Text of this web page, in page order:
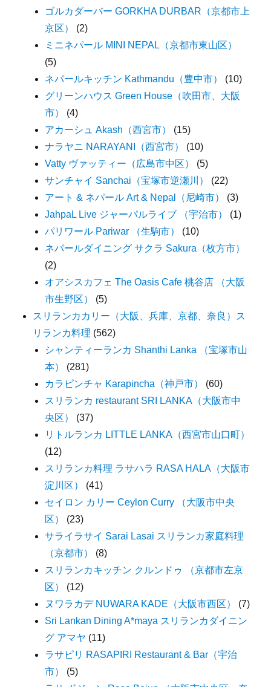
ゴルカダーバー GORKHA DURBAR（京都市上
京区）
(2)
ミニネパール MINI NEPAL（京都市東山区）
(5)
ネパールキッチン Kathmandu（豊中市）
(10)
グリーンハウス Green House（吹田市、大阪
市）
(4)
アカーシュ Akash（西宮市）
(15)
ナラヤニ NARAYANI（西宮市）
(10)
Vatty ヴァッティー（広島市中区）
(5)
サンチャイ Sanchai（宝塚市逆瀬川）
(22)
アート & ネパール Art & Nepal（尼崎市）
(3)
JahpaL Live ジャーパルライブ （宇治市）
(1)
パリワール Pariwar （生駒市）
(10)
ネパールダイニング サクラ Sakura（枚方市）
(2)
オアシスカフェ The Oasis Cafe 桃谷店 （大阪
市生野区）
(5)
スリランカカリー（大阪、兵庫、京都、奈良）ス
リランカ料理 (562)
シャンティーランカ Shanthi Lanka （宝塚市山
本）
(281)
カラピンチャ Karapincha（神戸市）
(60)
スリランカ restaurant SRI LANKA（大阪市中
央区）
(37)
リトルランカ LITTLE LANKA（西宮市山口町）
(12)
スリランカ料理 ラサハラ RASA HALA（大阪市
淀川区）
(41)
セイロン カリー Ceylon Curry （大阪市中央
区）
(23)
サライラサイ Sarai Lasai スリランカ家庭料理
（京都市）
(8)
スリランカキッチン クルンドゥ （京都市左京
区）
(12)
ヌワラカデ NUWARA KADE（大阪市西区）
(7)
Sri Lankan Dining A*maya スリランカダイニン
グ アマヤ (11)
ラサピリ RASAPIRI Restaurant & Bar（宇治
市）
(5)